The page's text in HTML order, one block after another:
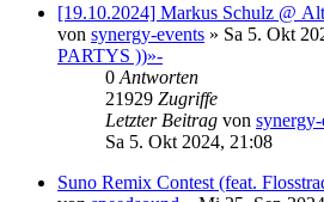
[19.10.2024] Markus Schulz @
von synergy-events » Sa 5. Okt
PARTYS ))»-
0 Antworten
21929 Zugriffe
Letzter Beitrag von
Sa 5. Okt 2024, 21:08
Suno Remix Contest (feat.